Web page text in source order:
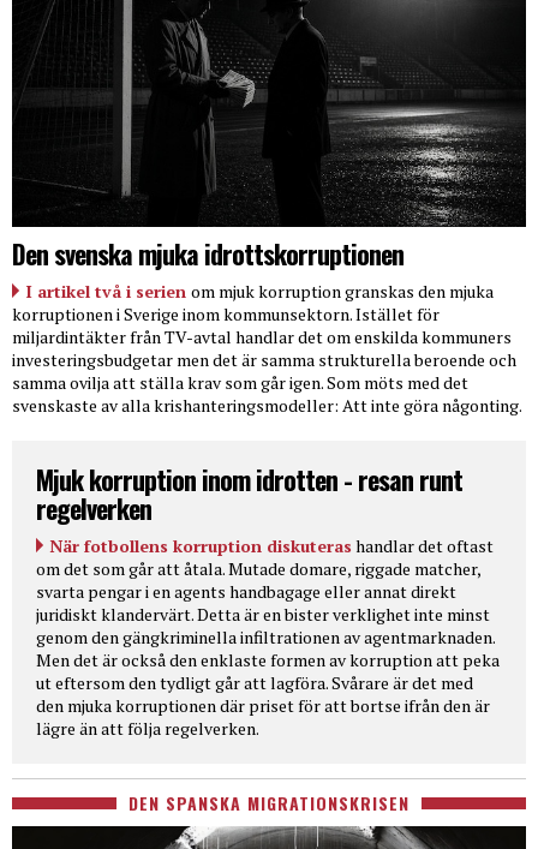
Den svenska mjuka idrottskorruptionen
I artikel två i serien om mjuk korruption granskas den mjuka
korruptionen i Sverige inom kommunsektorn. Istället för
miljardintäkter från TV-avtal handlar det om enskilda kommuners
investeringsbudgetar men det är samma strukturella beroende och
samma ovilja att ställa krav som går igen. Som möts med det
svenskaste av alla krishanteringsmodeller: Att inte göra någonting.
Mjuk korruption inom idrotten - resan runt
regelverken
När fotbollens korruption diskuteras handlar det oftast
om det som går att åtala. Mutade domare, riggade matcher,
svarta pengar i en agents handbagage eller annat direkt
juridiskt klandervärt. Detta är en bister verklighet inte minst
genom den gängkriminella infiltrationen av agentmarknaden.
Men det är också den enklaste formen av korruption att peka
ut eftersom den tydligt går att lagföra. Svårare är det med
den mjuka korruptionen där priset för att bortse ifrån den är
lägre än att följa regelverken.
DEN SPANSKA MIGRATIONSKRISEN